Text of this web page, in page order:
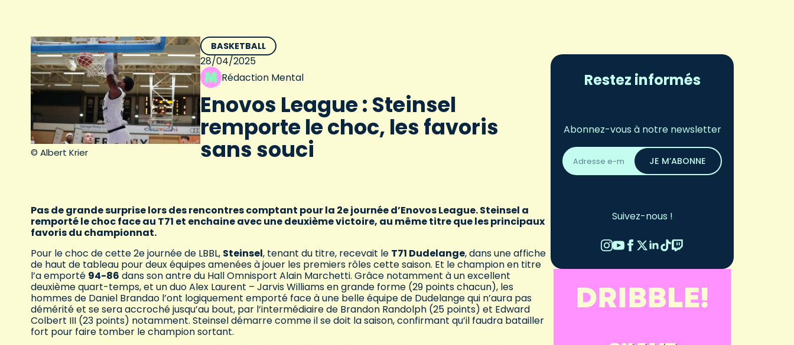
© Albert Krier
BASKETBALL
28/04/2025
Rédaction Mental
Enovos League : Steinsel
remporte le choc, les favoris
sans souci
Pas de grande surprise lors des rencontres comptant pour la 2e journée d’Enovos League. Steinsel a
remporté le choc face au T71 et enchaine avec une deuxième victoire, au même titre que les principaux
favoris du championnat.
Pour le choc de cette 2e journée de LBBL, Steinsel, tenant du titre, recevait le T71 Dudelange, dans une affiche
de haut de tableau pour deux équipes amenées à jouer les premiers rôles cette saison. Et le champion en titre
l’a emporté 94-86 dans son antre du Hall Omnisport Alain Marchetti. Grâce notamment à un excellent
deuxième quart-temps, et un duo Alex Laurent – Jarvis Williams en grande forme (29 points chacun), les
hommes de Daniel Brandao l’ont logiquement emporté face à une belle équipe de Dudelange qui n’aura pas
démérité et se sera accroché jusqu’au bout, par l’intermédiaire de Brandon Randolph (25 points) et Edward
Colbert III (23 points) notamment. Steinsel démarre comme il se doit la saison, confirmant qu’il faudra batailler
fort pour faire tomber le champion sortant.
Restez informés
Abonnez-vous à notre newsletter
Adresse
email
*
JE M’ABONNE
Suivez-nous !